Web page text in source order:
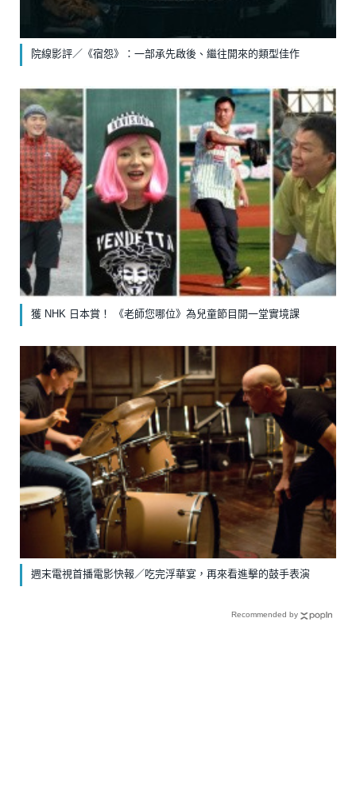
院線影評／《宿怨》：一部承先啟後、繼往開來的類型佳作
獲 NHK 日本賞！ 《老師您哪位》為兒童節目開一堂實境課
週末電視首播電影快報／吃完浮華宴，再來看進擊的鼓手表演
Recommended by